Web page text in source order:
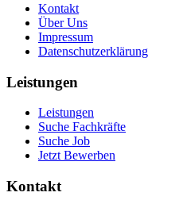
Kontakt
Über Uns
Impressum
Datenschutzerklärung
Leistungen
Leistungen
Suche Fachkräfte
Suche Job
Jetzt Bewerben
Kontakt